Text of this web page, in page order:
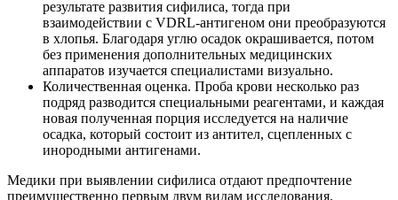
результате развития сифилиса, тогда при
взаимодействии с VDRL-антигеном они преобразуются
в хлопья. Благодаря углю осадок окрашивается, потом
без применения дополнительных медицинских
аппаратов изучается специалистами визуально.
Количественная оценка. Проба крови несколько раз
подряд разводится специальными реагентами, и каждая
новая полученная порция исследуется на наличие
осадка, который состоит из антител, сцепленных с
инородными антигенами.
Медики при выявлении сифилиса отдают предпочтение
преимущественно первым двум видам исследования.